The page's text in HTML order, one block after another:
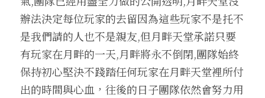
辦法決定每位玩家的去留因為這些玩家不是托不
是我們請的人也不是親友,但月畔天堂承諾只要
有玩家在月畔的一天,月畔將永不倒閉,團隊始終
保持初心堅決不踐踏任何玩家在月畔天堂裡所付
出的時間與心血，往後的日子團隊依然會努力用